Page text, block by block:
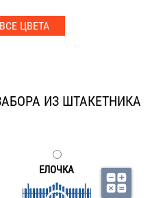
ЦВЕТА
ИЗ ШТАКЕТНИКА
ЕЛОЧКА